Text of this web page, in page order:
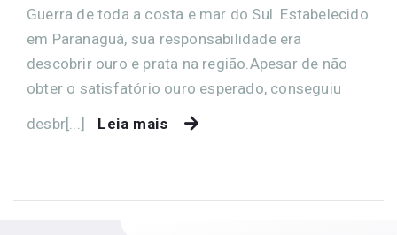
Guerra de toda a costa e mar do Sul. Estabelecido
em Paranaguá, sua responsabilidade era
descobrir ouro e prata na região.Apesar de não
obter o satisfatório ouro esperado, conseguiu
desbr[...]
Leia mais